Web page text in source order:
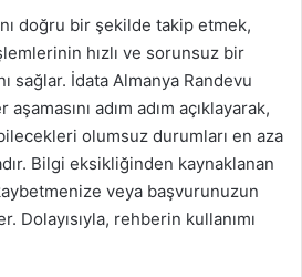
doğru bir şekilde takip etmek,
hızlı ve sorunsuz bir
sağlar. İdata Almanya Randevu
adım adım açıklayarak,
olumsuz durumları en aza
Bilgi eksikliğinden kaynaklanan
veya başvurunuzun
Dolayısıyla, rehberin kullanımı